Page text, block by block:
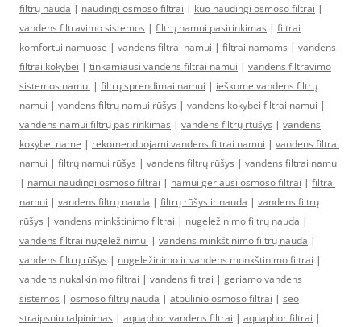
filtrų nauda | naudingi osmoso filtrai | kuo naudingi osmoso filtrai |
vandens filtravimo sistemos | filtrų namui pasirinkimas | filtrai
komfortui namuose | vandens filtrai namui | filtrai namams | vandens
filtrai kokybei | tinkamiausi vandens filtrai namui | vandens filtravimo
sistemos namui | filtrų sprendimai namui | ieškome vandens filtrų
namui | vandens filtrų namui rūšys | vandens kokybei filtrai namui |
vandens namui filtrų pasirinkimas | vandens filtrų rtūšys | vandens
kokybei name | rekomenduojami vandens filtrai namui | vandens filtrai
namui | filtrų namui rūšys | vandens filtrų rūšys | vandens filtrai namui
| namui naudingi osmoso filtrai | namui geriausi osmoso filtrai | filtrai
namui | vandens filtrų nauda | filtrų rūšys ir nauda | vandens filtrų
rūšys | vandens minkštinimo filtrai | nugeležinimo filtrų nauda |
vandens filtrai nugeležinimui | vandens minkštinimo filtrų nauda |
vandens filtrų rūšys | nugeležinimo ir vandens monkštinimo filtrai |
vandens nukalkinimo filtrai | vandens filtrai | geriamo vandens
sistemos | osmoso filtrų nauda | atbulinio osmoso filtrai | seo
straipsniu talpinimas | aquaphor vandens filtrai | aquaphor filtrai |